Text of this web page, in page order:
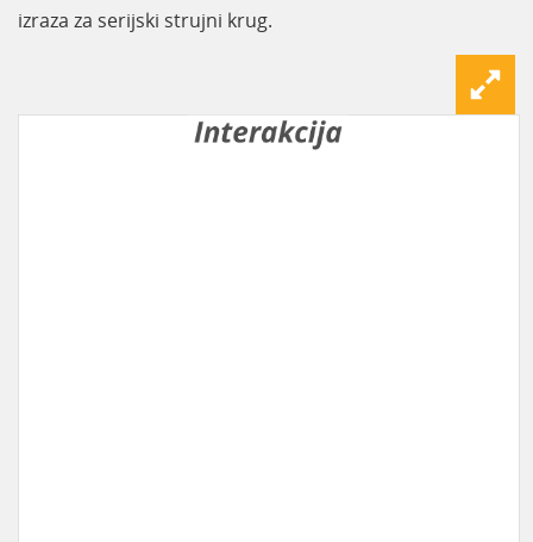
izraza za serijski strujni krug.